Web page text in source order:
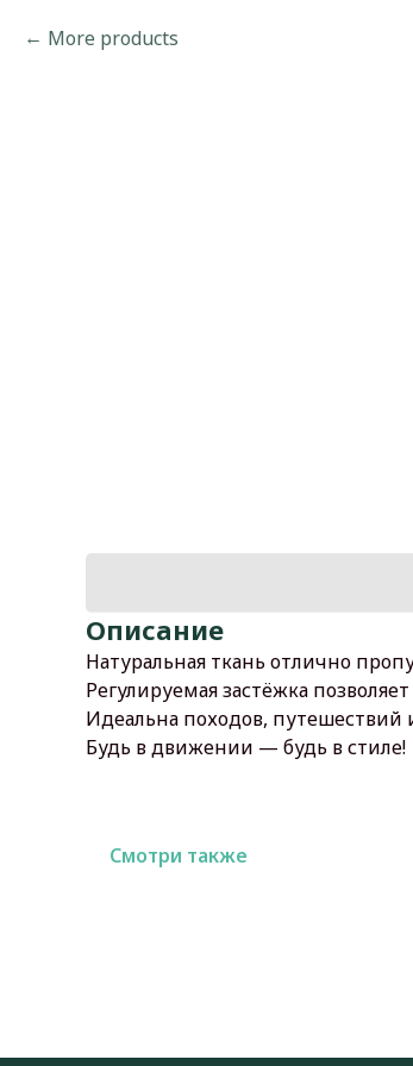
More products
Описание
Натуральная ткань отлично
Регулируемая застёжка
Идеальна походов, путешествий
Будь в движении — будь в стиле!
Смотри также